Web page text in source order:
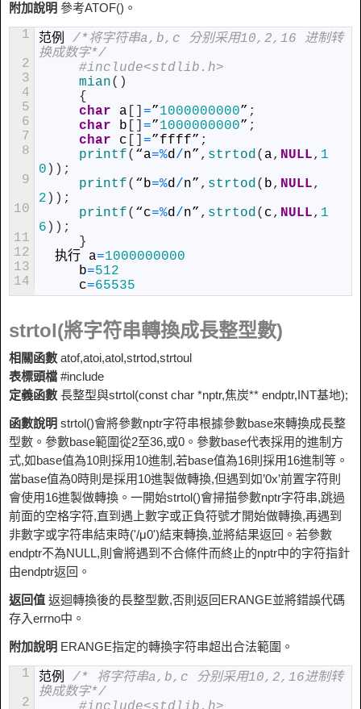
附加說明 參考ATOF()。
1
2
3
4
5
6
7
8
9
10
11
12
13
14
范例
/*将字符串a,b,c 分别采用10,2,16 进制转
换成数字*/
#include<stdlib.h>
mian( )
{
char
a =”1000000000” ;
char
b =”1000000000” ;
char
c =”ffff” ;
printf( “a=%d/n” , strtod( a, NULL, 1
0 ) ) ;
printf( “b=%d/n” , strtod( b, NULL,
2 ) ) ;
printf( “c=%d/n” , strtod( c, NULL, 1
6 ) ) ;
}
执行
a=1000000000
b=512
c=65535
strtol(將字符串轉換成長整型數)
相關函數atof,atoi,atol,strtod,strtoul
表標頭檔 #include
定義函數長整型與strtol(const char *nptr,焦炭** endptr,INT基地);
函數說明 strtol()會將參數nptr字符串根據參數base來轉換成長整
型數。參數base範圍從2至36,或0。參數base代表採用的進制方
式,如base值為10則採用10進制,若base值為16則採用16進制等。
當base值為0時則是採用10進製做轉換,但遇到如’0x’前置字符則
會使用16進製做轉換。一開始strtol()會掃描參數nptr字符串,跳過
前面的空格字符,直到遇上數字或正負符號才開始做轉換,再遇到
非數字或字符串結束時('/μ0')結束轉換,並將結果返回。若參數
endptr不為NULL,則會將遇到不合條件而終止的nptr中的字符指針
由endptr返回。
返回值 返迴轉換後的長整型數,否則返回ERANGE並將錯誤代碼
存入errno中。
附加說明 ERANGE指定的轉換字符串超出合法範圍。
1
2
范例
/* 将字符串a,b,c 分别采用10,2,16进制转
换成数字*/